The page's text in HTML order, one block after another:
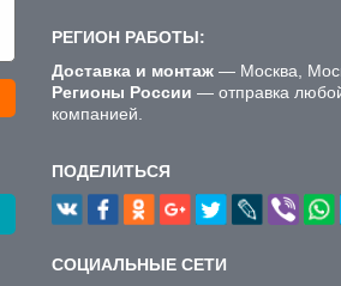
РЕГИОН РАБОТЫ:
Доставка и монтаж — Москва,
Регионы России — отправка
компанией.
ПОДЕЛИТЬСЯ
CОЦИАЛЬНЫЕ СЕТИ